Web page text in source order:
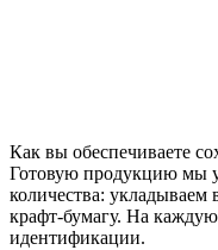
Как вы обеспечиваете
Готовую продукцию мы
количества: укладываем
крафт-бумагу. На
идентификации.